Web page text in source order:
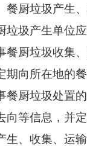
垃圾产生、收
产生单位应
垃圾收集、
期向所在地的
垃圾处置的
向等信息，并
收集、运输